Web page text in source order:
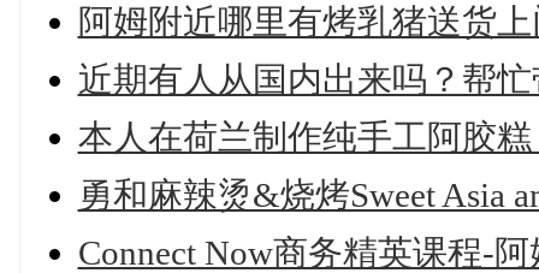
阿姆附近哪里有烤乳猪送货
近期有人从国内出来吗？帮
本人在荷兰制作纯手工阿胶
勇和麻辣烫&烧烤Sweet Asia
Connect Now商务精英课程-